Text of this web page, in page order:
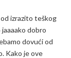
izrazito teškog
dobro
dovući od
Kako je ove